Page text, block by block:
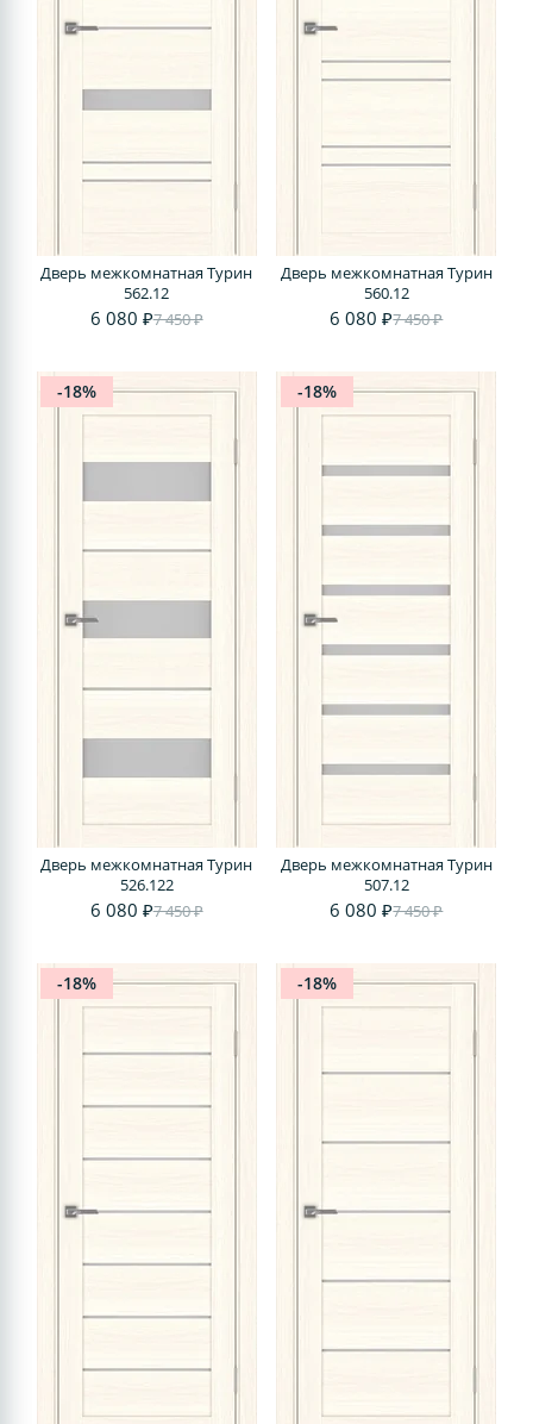
Дверь межкомнатная Турин
562.12
6 080 ₽7 450 ₽
Дверь межкомнатная Турин
560.12
6 080 ₽7 450 ₽
-18%
Дверь межкомнатная Турин
526.122
6 080 ₽7 450 ₽
-18%
Дверь межкомнатная Турин
507.12
6 080 ₽7 450 ₽
-18% -18%